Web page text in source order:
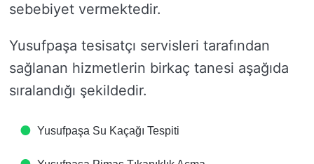
sebebiyet vermektedir.
Yusufpaşa tesisatçı servisleri tarafından
sağlanan hizmetlerin birkaç tanesi aşağıda
sıralandığı şekildedir.
Yusufpaşa Su Kaçağı Tespiti